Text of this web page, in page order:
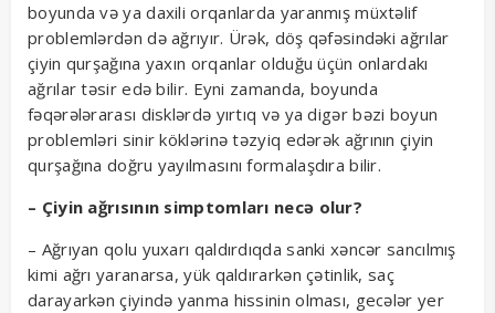
boyunda və ya daxili orqanlarda yaranmış müxtəlif
problemlərdən də ağrıyır. Ürək, döş qəfəsindəki ağrılar
çiyin qurşağına yaxın orqanlar olduğu üçün onlardakı
ağrılar təsir edə bilir. Eyni zamanda, boyunda
fəqərələrarası disklərdə yırtıq və ya digər bəzi boyun
problemləri sinir köklərinə təzyiq edərək ağrının çiyin
qurşağına doğru yayılmasını formalaşdıra bilir.
– Çiyin ağrısının simptomları necə olur?
– Ağrıyan qolu yuxarı qaldırdıqda sanki xəncər sancılmış
kimi ağrı yaranarsa, yük qaldırarkən çətinlik, saç
darayarkən çiyində yanma hissinin olması, gecələr yer